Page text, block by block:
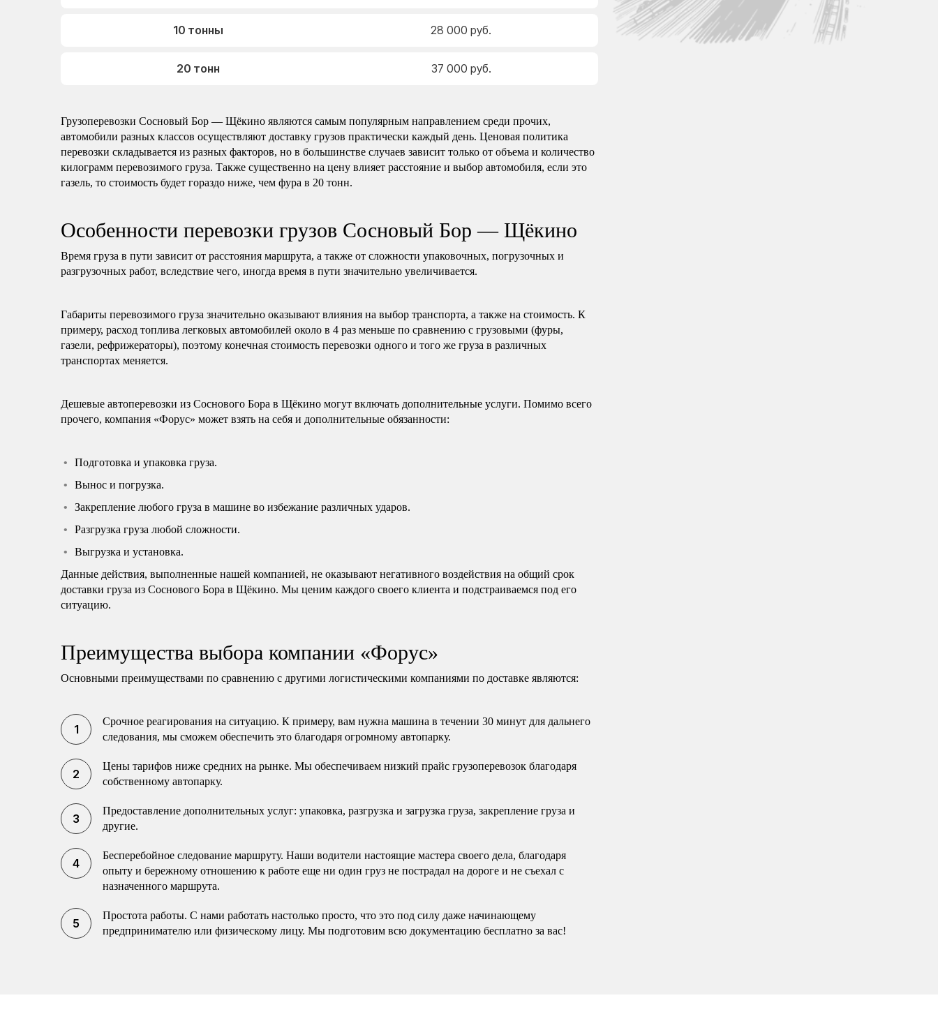
10 тонны 28 000 руб.
20 тонн 37 000 руб.
Грузоперевозки Сосновый Бор — Щёкино являются самым популярным направлением среди прочих,
автомобили разных классов осуществляют доставку грузов практически каждый день. Ценовая политика
перевозки складывается из разных факторов, но в большинстве случаев зависит только от объема и количество
килограмм перевозимого груза. Также существенно на цену влияет расстояние и выбор автомобиля, если это
газель, то стоимость будет гораздо ниже, чем фура в 20 тонн.
Особенности перевозки грузов Сосновый Бор — Щёкино
Время груза в пути зависит от расстояния маршрута, а также от сложности упаковочных, погрузочных и
разгрузочных работ, вследствие чего, иногда время в пути значительно увеличивается.
Габариты перевозимого груза значительно оказывают влияния на выбор транспорта, а также на стоимость. К
примеру, расход топлива легковых автомобилей около в 4 раз меньше по сравнению с грузовыми (фуры,
газели, рефрижераторы), поэтому конечная стоимость перевозки одного и того же груза в различных
транспортах меняется.
Дешевые автоперевозки из Соснового Бора в Щёкино могут включать дополнительные услуги. Помимо всего
прочего, компания «Форус» может взять на себя и дополнительные обязанности:
Подготовка и упаковка груза.
Вынос и погрузка.
Закрепление любого груза в машине во избежание различных ударов.
Разгрузка груза любой сложности.
Выгрузка и установка.
Данные действия, выполненные нашей компанией, не оказывают негативного воздействия на общий срок
доставки груза из Соснового Бора в Щёкино. Мы ценим каждого своего клиента и подстраиваемся под его
ситуацию.
Преимущества выбора компании «Форус»
Основными преимуществами по сравнению с другими логистическими компаниями по доставке являются:
Срочное реагирования на ситуацию. К примеру, вам нужна машина в течении 30 минут для дальнего
следования, мы сможем обеспечить это благодаря огромному автопарку.
Цены тарифов ниже средних на рынке. Мы обеспечиваем низкий прайс грузоперевозок благодаря
собственному автопарку.
Предоставление дополнительных услуг: упаковка, разгрузка и загрузка груза, закрепление груза и
другие.
Бесперебойное следование маршруту. Наши водители настоящие мастера своего дела, благодаря
опыту и бережному отношению к работе еще ни один груз не пострадал на дороге и не съехал с
назначенного маршрута.
Простота работы. С нами работать настолько просто, что это под силу даже начинающему
предпринимателю или физическому лицу. Мы подготовим всю документацию бесплатно за вас!